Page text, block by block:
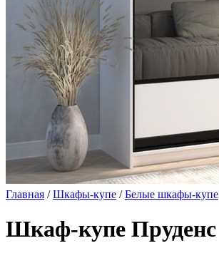
Главная /Шкафы-купе /Белые шкафы-купе
Шкаф-купе Пруденс